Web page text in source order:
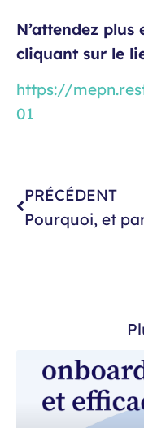
N’attendez
cliquant sur le
https://
01
PRÉCÉDENT